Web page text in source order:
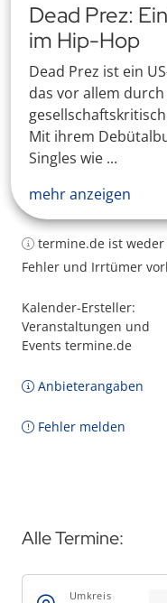
Dead Prez:
im Hip-Hop
Dead Prez ist ein
das vor allem
Mit ihrem
Singles wie ...
mehr anzeigen
termine.de ist
Fehler und Irrtümer
Kalender-Ersteller:
Veranstaltungen und
Events termine.de
Anbieterangaben
Fehler melden
Alle Termine:
Umkreis